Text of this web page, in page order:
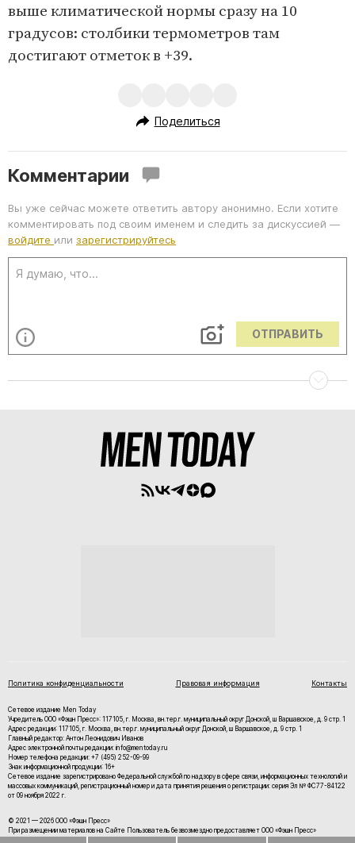
выше климатической нормы сразу на 10
градусов: столбики термометров там
достигают отметок в +39.
Поделиться
Комментарии
Вы уже сейчас можете ответить автору анонимно. Если хотите
комментировать под своим именем и следить за дискуссией —
войдите или зарегистрируйтесь
ОТПРАВИТЬ
Политика конфиденциальности Правовая информация Контакты
Сетевое издание Men Today
Учредитель ООО «Фэшн Пресс»: 117105, г. Москва, вн.тер.г. муниципальный округ Донской, ш Варшавское, д. 9 стр. 1
Адрес редакции: 117105, г. Москва, вн.тер.г. муниципальный округ Донской, ш Варшавское, д. 9 стр. 1
Главный редактор: Антон Леонидович Иванов
Адрес электронной почты редакции: info@mentoday.ru
Номер телефона редакции: +7 (495) 252-09-99
Знак информационной продукции: 16+
Cетевое издание зарегистрировано Федеральной службой по надзору в сфере связи, информационных технологий и
массовых коммуникаций, регистрационный номер и дата принятия решения о регистрации: серия Эл № ФС77-84122
от 09 ноября 2022 г.
© 2021 — 2026 ООО «Фэшн Пресс»
При размещении материалов на Сайте Пользователь безвозмездно предоставляет ООО «Фэшн Пресс»